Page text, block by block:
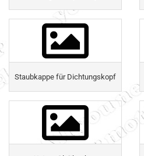
Staubkappe für Dichtungskopf